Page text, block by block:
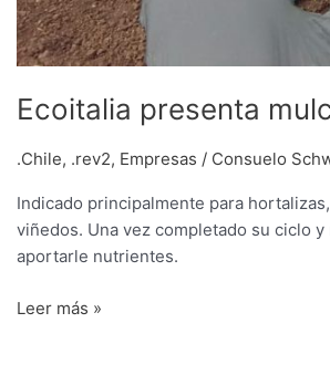
Ecoitalia presenta
.Chile, .rev2, Empresas / Consuelo
Indicado principalmente para
viñedos. Una vez completado su ciclo
aportarle nutrientes.
Leer más »